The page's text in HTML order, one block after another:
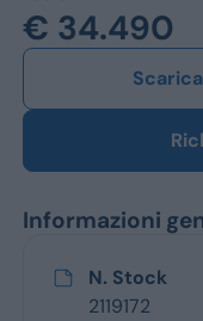
€ 34.490
Informazioni
N. Stock
2119172